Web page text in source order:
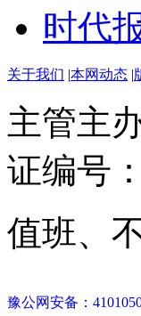
时代
关于我们 |本网动态 |
主管主
证编号
值班、
豫公网安备：